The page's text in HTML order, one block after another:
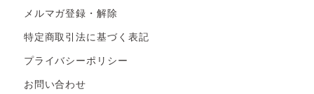
メルマガ登録・解除
特定商取引法に基づく表記
プライバシーポリシー
お問い合わせ